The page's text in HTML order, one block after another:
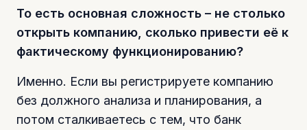
То есть основная сложность – не столько
открыть компанию, сколько привести её к
фактическому функционированию?
Именно. Если вы регистрируете компанию
без должного анализа и планирования, а
потом сталкиваетесь с тем, что банк